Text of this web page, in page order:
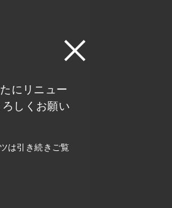
にリニュー
しくお願い
は引き続きご覧